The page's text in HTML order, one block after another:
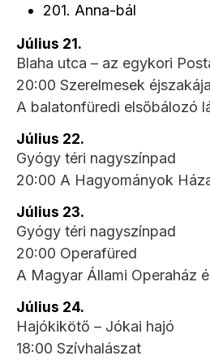
201. Anna-bál
Július 21.
Blaha utca – az egykori
20:00 Szerelmesek éjszakája
A balatonfüredi elsőbálozó
Július 22.
Gyógy téri nagyszínpad
20:00 A Hagyományok
Július 23.
Gyógy téri nagyszínpad
20:00 Operafüred
A Magyar Állami Operaház
Július 24.
Hajókikötő – Jókai hajó
18:00 Szívhalászat